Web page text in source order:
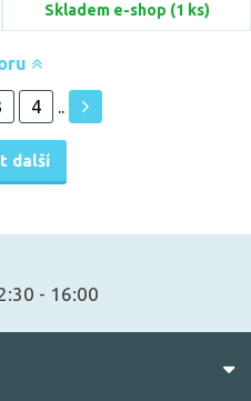
Skladem e-shop (1 ks)
další
4 ..
- 16:00